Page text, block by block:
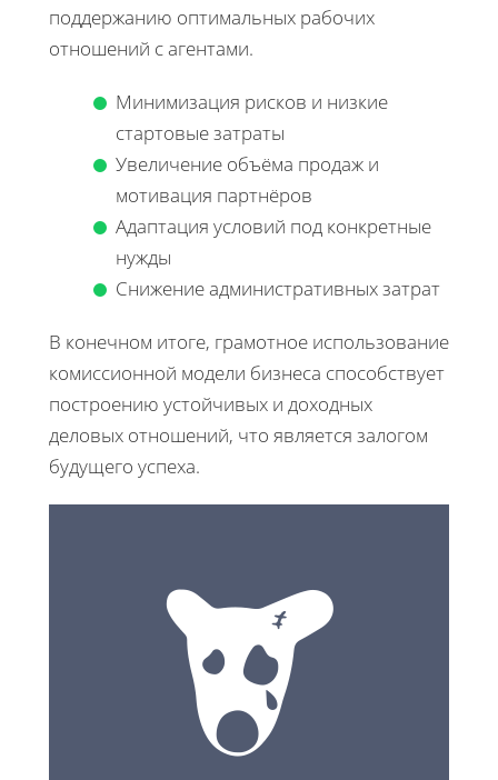
поддержанию оптимальных рабочих
отношений с агентами.
Минимизация рисков и низкие
стартовые затраты
Увеличение объёма продаж и
мотивация партнёров
Адаптация условий под конкретные
нужды
Снижение административных затрат
В конечном итоге, грамотное использование
комиссионной модели бизнеса способствует
построению устойчивых и доходных
деловых отношений, что является залогом
будущего успеха.